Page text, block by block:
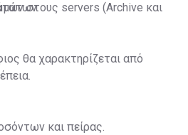
στους servers (Archive και
θα χαρακτηρίζεται από
και πείρας.